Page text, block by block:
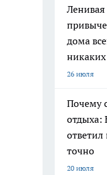
Ленивая
дома
26 июля
Почему
отдыха:
ответил
точно
20 июля